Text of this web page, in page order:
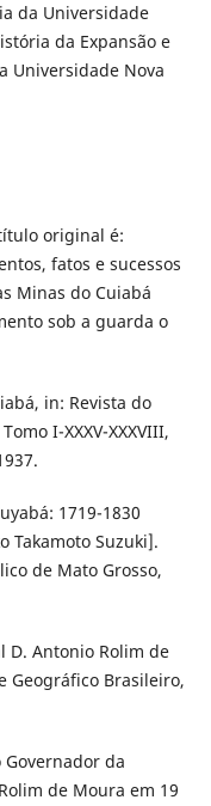
da Universidade
da Expansão e
Universidade Nova
original é:
fatos e sucessos
Minas do Cuiabá
sob a guarda o
in: Revista do
I-XXXV-XXXVIII,
1719-1830
Takamoto Suzuki].
de Mato Grosso,
D. Antonio Rolim de
Geográfico Brasileiro,
Governador da
de Moura em 19